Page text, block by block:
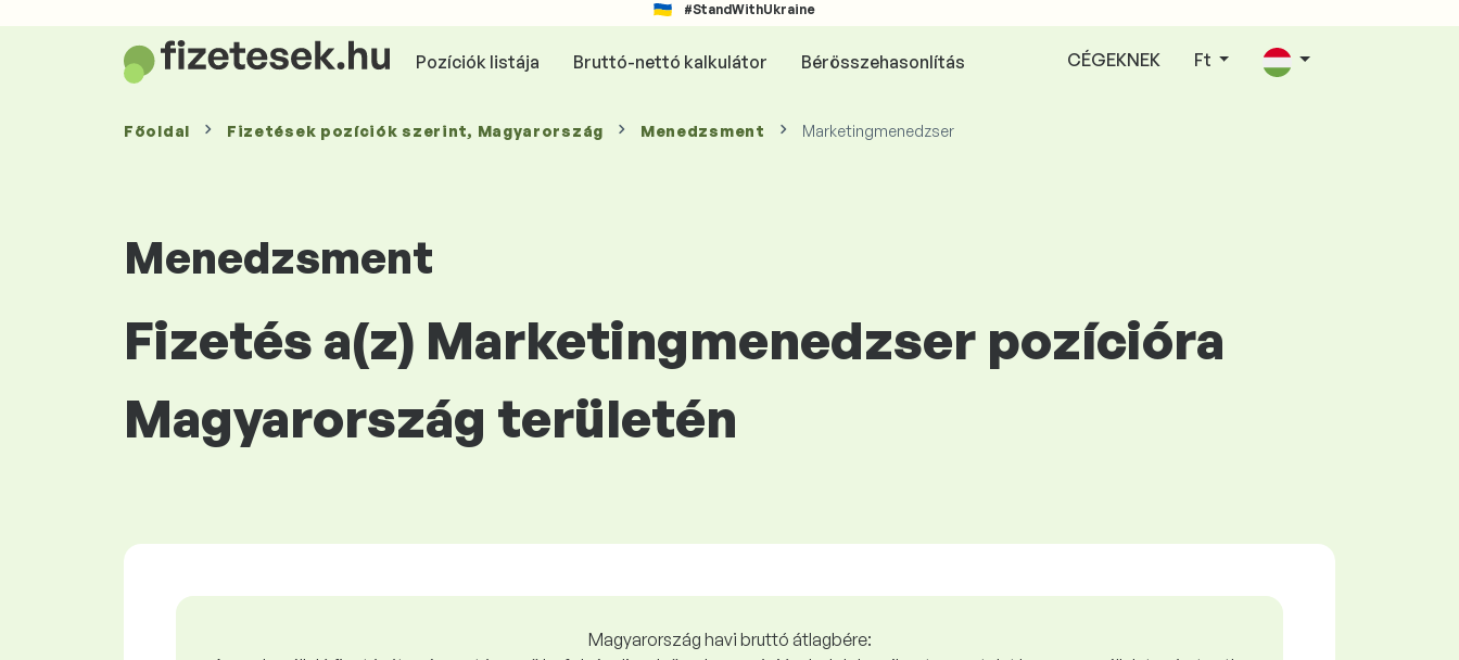
#StandWithUkraine
Pozíciók listája Bruttó-nettó kalkulátor Bérösszehasonlítás CÉGEKNEK Ft
Főoldal Fizetések pozíciók szerint, Magyarország Menedzsment Marketingmenedzser
Menedzsment
Fizetés a(z) Marketingmenedzser pozícióra
Magyarország területén
Magyarország havi bruttó átlagbére: